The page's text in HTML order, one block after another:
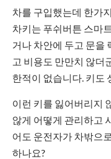
차를 구입했는데 한가
차키는 푸쉬버튼 스마
거나 차안에 두고 문을
고 비용도 만만치 않더
한적이 없습니다. 키도
이런 키를 잃어버리지
않게 어떻게 관리하고
어도 운전자가 차밖으
하나요?